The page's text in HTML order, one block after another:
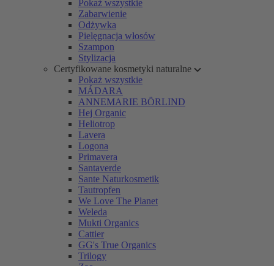
Pokaż wszystkie
Zabarwienie
Odżywka
Pielęgnacja włosów
Szampon
Stylizacja
Certyfikowane kosmetyki naturalne
Pokaż wszystkie
MÁDARA
ANNEMARIE BÖRLIND
Hej Organic
Heliotrop
Lavera
Logona
Primavera
Santaverde
Sante Naturkosmetik
Tautropfen
We Love The Planet
Weleda
Mukti Organics
Cattier
GG's True Organics
Trilogy